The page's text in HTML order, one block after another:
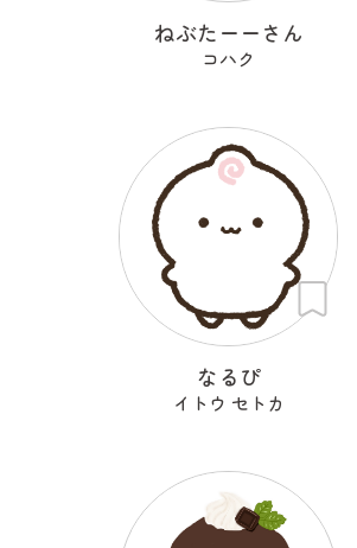
ねぶたーーさん
コハク
なるぴ
イトウ セトカ